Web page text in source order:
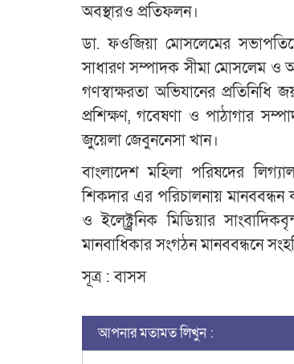
অবস্থারও প্রতিফলন।
ডা. ফওজিয়া মোসলেমের
সাধারণ সম্পাদক সীমা মোসলেম ও
গণস্বাক্ষরতা অভিযানের
প্রশিক্ষণ, গবেষণা ও পাঠাগার
জুয়েলা জেবুননেসা খান।
বাংলাদেশ মহিলা পরিষদের
শিকদার এর পরিচালনায় মানববন্ধন
ও ইলেক্ট্র্রনিক মিডিয়ার
মানবাধিকার সংগঠন মানববন্ধনে
সূত্র : বাসস
আপনার মতামত লিখুন :